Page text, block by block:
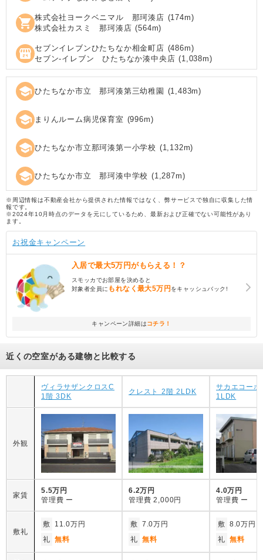
shopping_cart 株式会社ヨークベニマル 那珂湊店 (174m)
株式会社カスミ 那珂湊店 (564m)
local_convenience_store セブンイレブンひたちなか相金町店 (486m)
セブン‐イレブン ひたちなか湊中央店 (1,038m)
school ひたちなか市立 那珂湊第三幼稚園 (1,483m)
school まりんルーム病児保育室 (996m)
school ひたちなか市立那珂湊第一小学校 (1,132m)
school ひたちなか市立 那珂湊中学校 (1,287m)
※周辺情報は不動産会社から提供された情報ではなく、弊サービスで独自に収集した情
報です。
※2024年10月時点のデータを元にしているため、最新および正確でない可能性があり
ます。
お祝金キャンペーン
入居で最大5万円がもらえる！？
スモッカでお部屋を決めると
対象者全員に もれなく最大5万円 をキャッシュバック!
キャンペーン詳細はコチラ！
近くの空室がある建物と比較する
ヴィラサザンクロスC
1階 3DK
クレスト 2階 2LDK
サカエコー
1LDK
外観
家賃
5.5万円
管理費 ー
6.2万円
管理費 2,000円
4.0万円
管理費 ー
敷礼
敷
11.0万円
礼 無料
敷 7.0万円
礼 無料
敷 8.0万円
礼 無料